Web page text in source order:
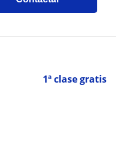
1ª clase gratis